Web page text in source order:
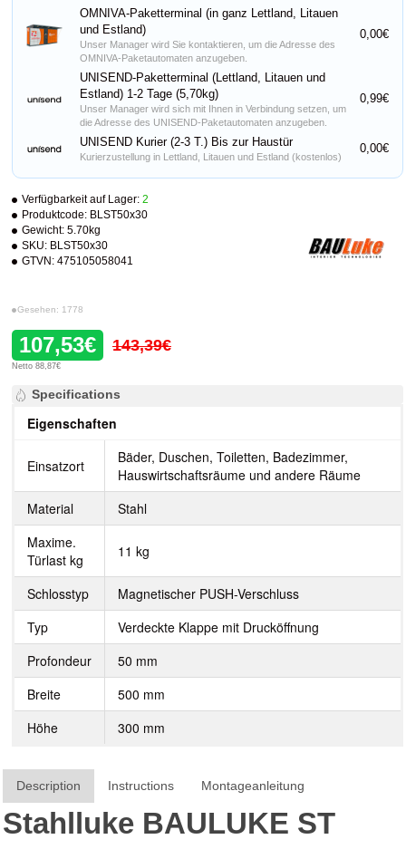
Verfügbarkeit auf Lager: 2
Produktcode: BLST50x30
Gewicht: 5.70kg
SKU: BLST50x30
GTVN: 475105058041
Gesehen: 1778
107,53€ 143,39€
Netto 88,87€
OMNIVA-Paketterminal (in ganz Lettland, Litauen
und Estland)
Unser Manager wird Sie kontaktieren, um die Adresse des
OMNIVA-Paketautomaten anzugeben.
0,00€
UNISEND-Paketterminal (Lettland, Litauen und
Estland) 1-2 Tage (5,70kg)
Unser Manager wird sich mit Ihnen in Verbindung setzen, um
die Adresse des UNISEND-Paketautomaten anzugeben.
0,99€
UNISEND Kurier (2-3 T.) Bis zur Haustür
Kurierzustellung in Lettland, Litauen und Estland (kostenlos)
0,00€
Specifications
Eigenschaften
Einsatzort
Bäder, Duschen, Toiletten, Badezimmer,
Hauswirtschaftsräume und andere Räume
Material
Stahl
Maxime.
Türlast kg
11 kg
Schlosstyp
Magnetischer PUSH-Verschluss
Typ
Verdeckte Klappe mit Drucköffnung
Profondeur
50 mm
Breite
500 mm
Höhe
300 mm
Description Instructions Montageanleitung
Stahlluke BAULUKE ST